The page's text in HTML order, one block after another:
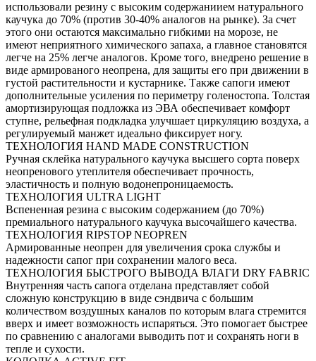
использовали резину с высоким содержаниием натурального
каучука до 70% (против 30-40% аналогов на рынке). За счет
этого они остаются максимально гибкими на морозе, не
имеют неприятного химического запаха, а главное становятся
легче на 25% легче аналогов. Кроме того, внедрено решение в
виде армированого неопрена, для защиты его при движении в
густой растительности и кустарнике. Также сапоги имеют
дополнительные усиления по периметру голеностопа. Толстая
амортизирующая подложка из ЭВА обеспечивает комфорт
ступне, рельефная подкладка улучшает циркуляцию воздуха, а
регулируемый манжет идеально фиксирует ногу.
ТЕХНОЛОГИЯ HAND MADE CONSTRUCTION
Ручная склейка натурального каучука высшего сорта поверх
неопренового утеплителя обеспечивает прочность,
эластичность и полную водонепроницаемость.
ТЕХНОЛОГИЯ ULTRA LIGHT
Вспененная резина с высоким содержанием (до 70%)
премиального натурального каучука высочайшего качества.
ТЕХНОЛОГИЯ RIPSTOP NEOPREN
Армированные неопрен для увеличения срока службы и
надежности сапог при сохранении малого веса.
ТЕХНОЛОГИЯ БЫСТРОГО ВЫВОДА ВЛАГИ DRY FABRIC
Внутренняя часть сапога отделана представляет собой
сложную конструкцию в виде сэндвича с большим
количеством воздушных каналов по которым влага стремится
вверх и имеет возможность испаряться. Это помогает быстрее
по сравнению с аналогами выводить пот и сохранять ноги в
тепле и сухости.